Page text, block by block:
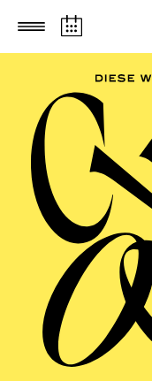
Zum Hauptinhalt